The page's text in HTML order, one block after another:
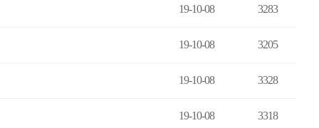
19-10-08 3283
19-10-08 3205
19-10-08 3328
19-10-08 3318